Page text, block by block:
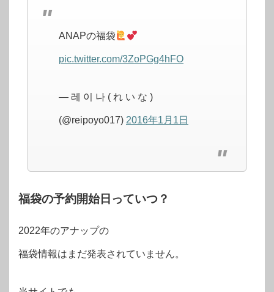
ANAPの福袋
pic.twitter.com/3ZoPGg4hFO
— 레 이 나 ( れ い な )
(@reipoyo017) 2016年1月1日
福袋の予約開始日っていつ？
2022年のアナップの
福袋情報はまだ発表されていません。